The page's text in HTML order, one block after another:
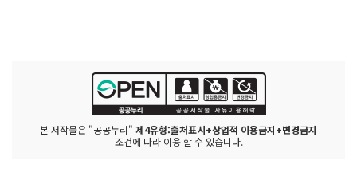
본 저작물은 "공공누리" 제4유형:출처표시+상업적 이용금지+변경금지
조건에 따라 이용 할 수 있습니다.